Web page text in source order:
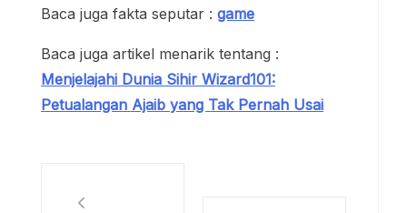
Baca juga fakta seputar : game
Baca juga artikel menarik tentang :
Menjelajahi Dunia Sihir Wizard101:
Petualangan Ajaib yang Tak Pernah Usai